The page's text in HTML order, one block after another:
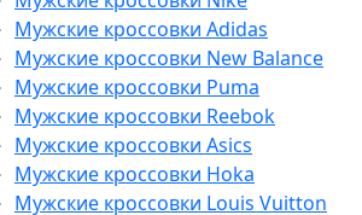
Мужские кроссовки Adidas
Мужские кроссовки New Balance
Мужские кроссовки Puma
Мужские кроссовки Reebok
Мужские кроссовки Asics
Мужские кроссовки Hoka
Мужские кроссовки Louis Vuitton